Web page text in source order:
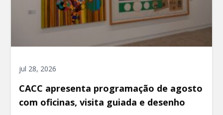
jul 28, 2026
CACC apresenta programação de agosto
com oficinas, visita guiada e desenho